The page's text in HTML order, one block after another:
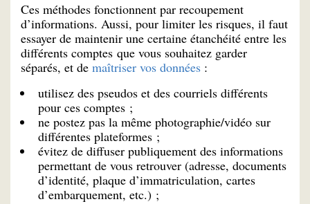
Ces méthodes fonctionnent par recoupement
d’informations. Aussi, pour limiter les risques, il faut
essayer de maintenir une certaine étanchéité entre les
différents comptes que vous souhaitez garder
séparés, et de maîtriser vos données :
utilisez des pseudos et des courriels différents
pour ces comptes ;
ne postez pas la même photographie/vidéo sur
différentes plateformes ;
évitez de diffuser publiquement des informations
permettant de vous retrouver (adresse, documents
d’identité, plaque d’immatriculation, cartes
d’embarquement, etc.) ;